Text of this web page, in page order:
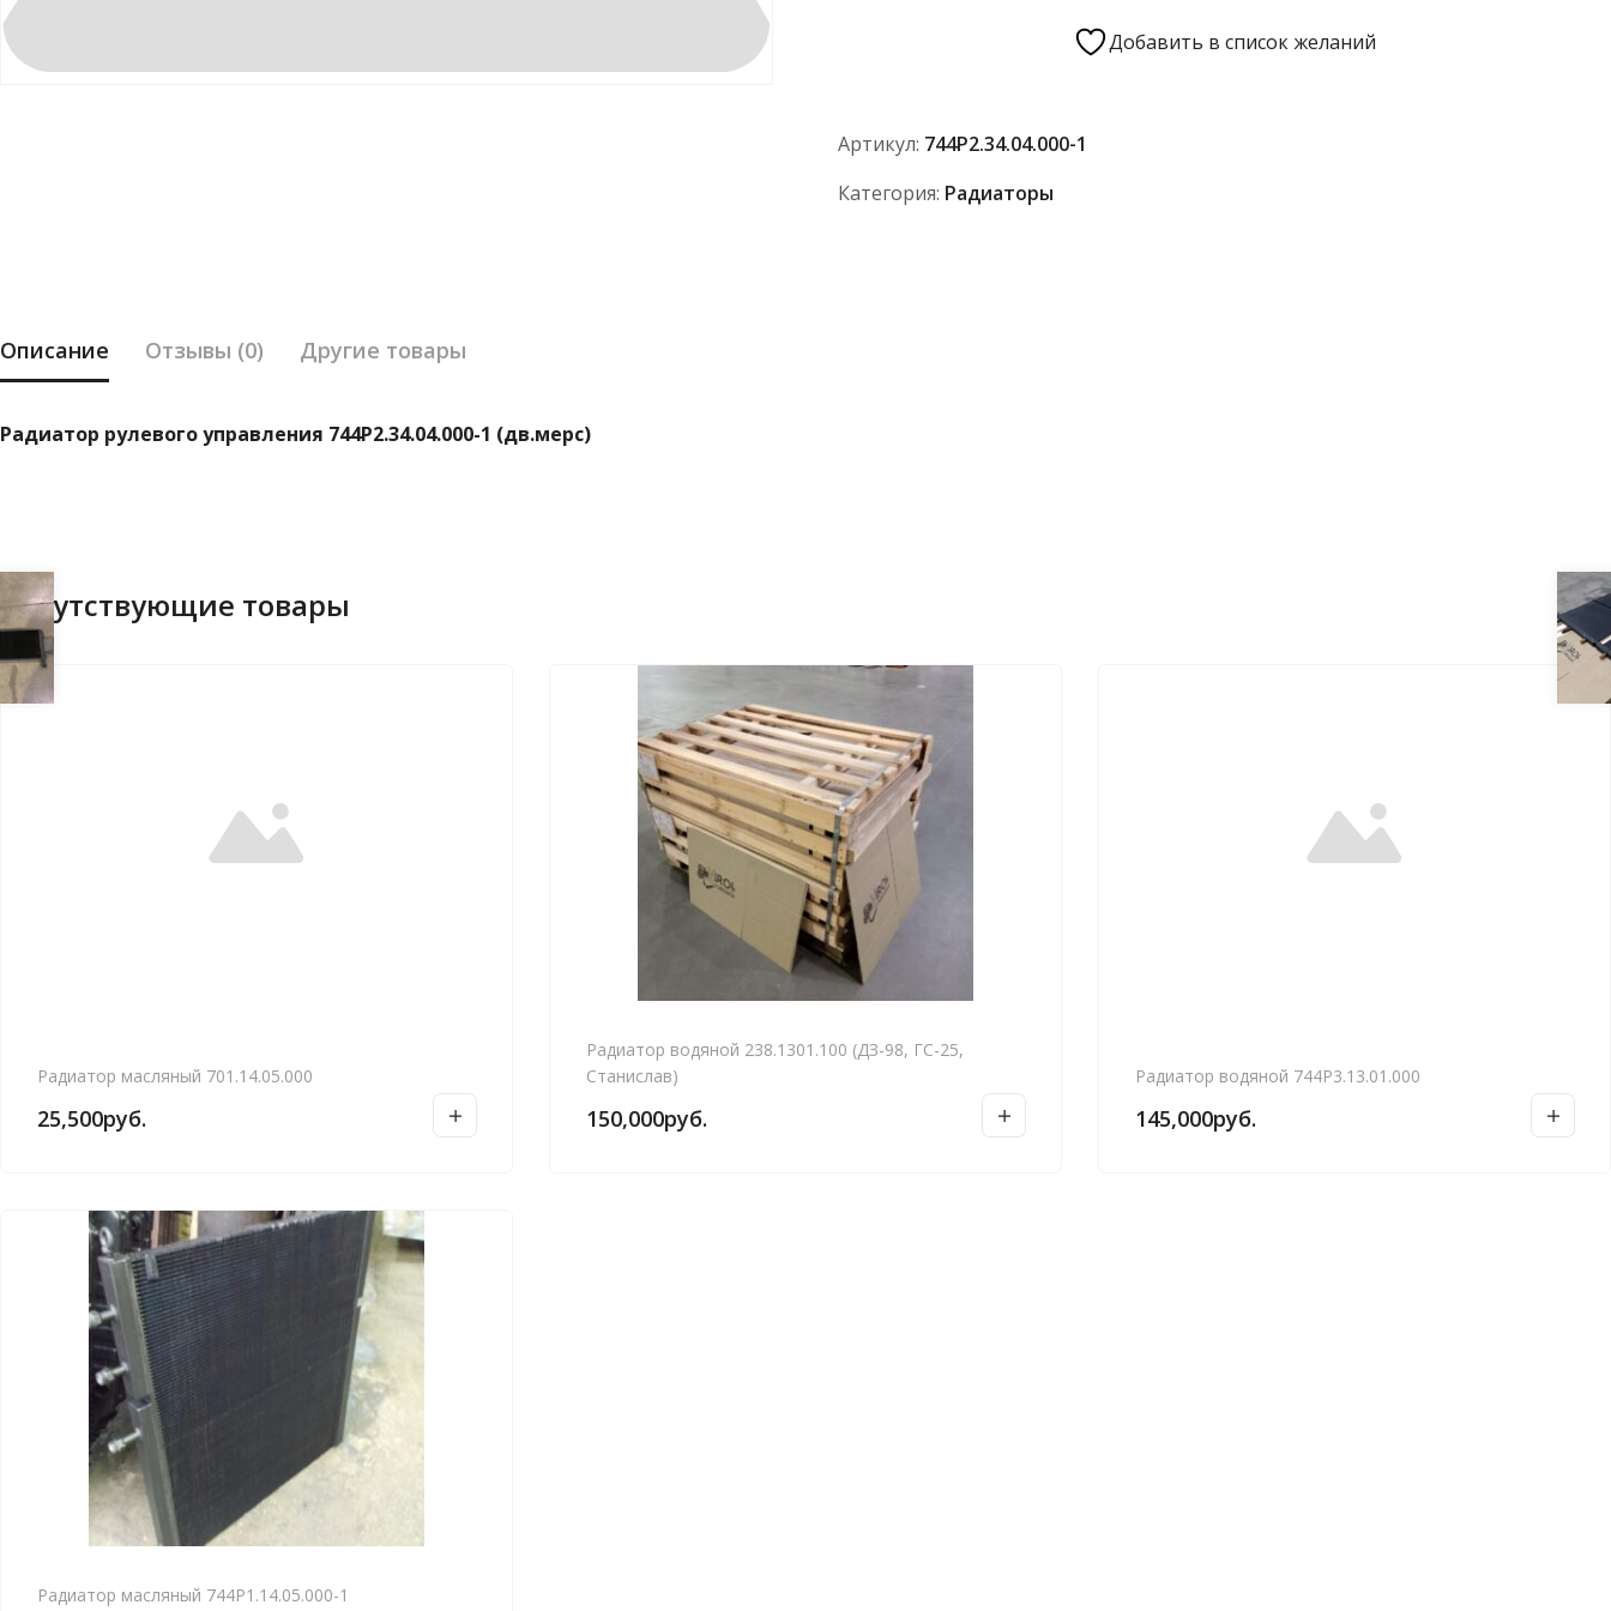
(дв.мерс)
Добавить в список желаний
Артикул: 744Р2.34.04.000-1
Категория: Радиаторы
Описание Отзывы (0) Другие товары
Радиатор рулевого управления 744Р2.34.04.000-1 (дв.мерс)
Сопутствующие товары
Радиатор масляный 701.14.05.000
25,500руб.
Радиатор водяной 238.1301.100 (ДЗ-98, ГС-25,
Станислав)
150,000руб.
Радиатор водяной 744Р3.13.01.000
145,000руб.
Радиатор масляный 744Р1.14.05.000-1